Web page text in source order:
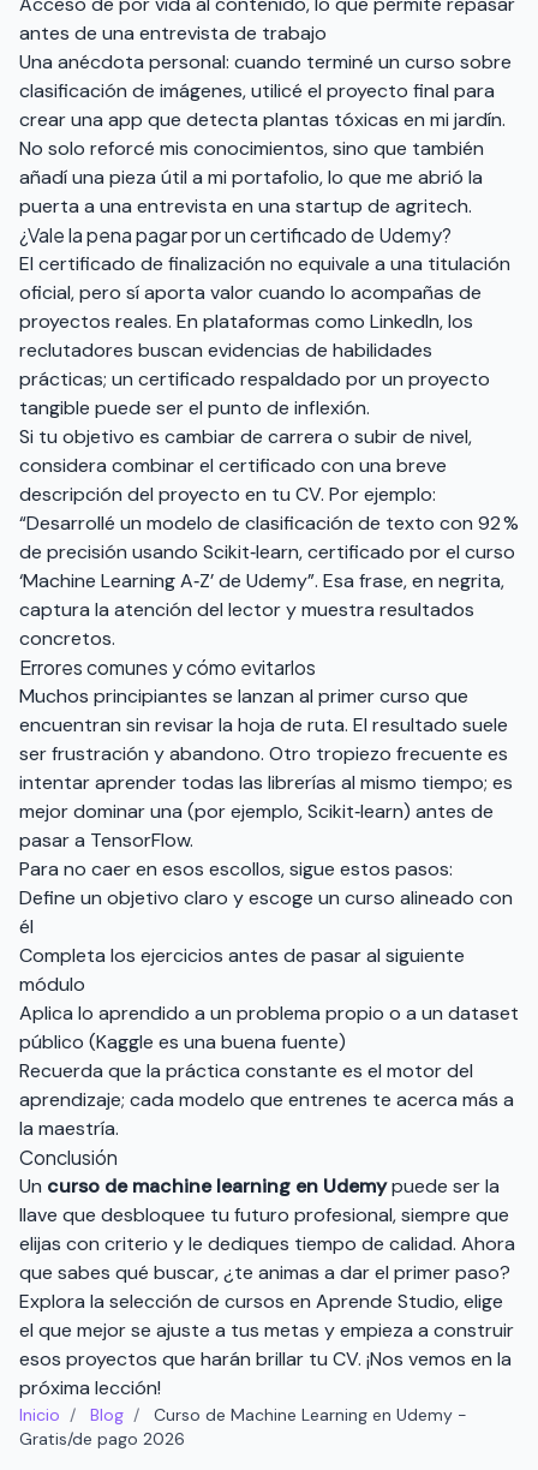
antes de una entrevista de trabajo
Una anécdota personal: cuando terminé un curso sobre
clasificación de imágenes, utilicé el proyecto final para
crear una app que detecta plantas tóxicas en mi jardín.
No solo reforcé mis conocimientos, sino que también
añadí una pieza útil a mi portafolio, lo que me abrió la
puerta a una entrevista en una startup de agritech.
¿Vale la pena pagar por un certificado de Udemy?
El certificado de finalización no equivale a una titulación
oficial, pero sí aporta valor cuando lo acompañas de
proyectos reales. En plataformas como LinkedIn, los
reclutadores buscan evidencias de habilidades
prácticas; un certificado respaldado por un proyecto
tangible puede ser el punto de inflexión.
Si tu objetivo es cambiar de carrera o subir de nivel,
considera combinar el certificado con una breve
descripción del proyecto en tu CV. Por ejemplo:
“Desarrollé un modelo de clasificación de texto con 92 %
de precisión usando Scikit‑learn, certificado por el curso
‘Machine Learning A‑Z’ de Udemy”. Esa frase, en negrita,
captura la atención del lector y muestra resultados
concretos.
Errores comunes y cómo evitarlos
Muchos principiantes se lanzan al primer curso que
encuentran sin revisar la hoja de ruta. El resultado suele
ser frustración y abandono. Otro tropiezo frecuente es
intentar aprender todas las librerías al mismo tiempo; es
mejor dominar una (por ejemplo, Scikit‑learn) antes de
pasar a TensorFlow.
Para no caer en esos escollos, sigue estos pasos:
Define un objetivo claro y escoge un curso alineado con
él
Completa los ejercicios antes de pasar al siguiente
módulo
Aplica lo aprendido a un problema propio o a un dataset
público (Kaggle es una buena fuente)
Recuerda que la práctica constante es el motor del
aprendizaje; cada modelo que entrenes te acerca más a
la maestría.
Conclusión
Un curso de machine learning en Udemypuede ser la
llave que desbloquee tu futuro profesional, siempre que
elijas con criterio y le dediques tiempo de calidad. Ahora
que sabes qué buscar, ¿te animas a dar el primer paso?
Explora la selección de cursos en Aprende Studio, elige
el que mejor se ajuste a tus metas y empieza a construir
esos proyectos que harán brillar tu CV. ¡Nos vemos en la
próxima lección!
Inicio / Blog /
Curso de Machine Learning en Udemy -
Gratis/de pago 2026